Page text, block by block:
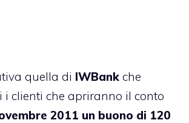
quella di IWBank che
i clienti che apriranno il conto
2011 un buono di 120